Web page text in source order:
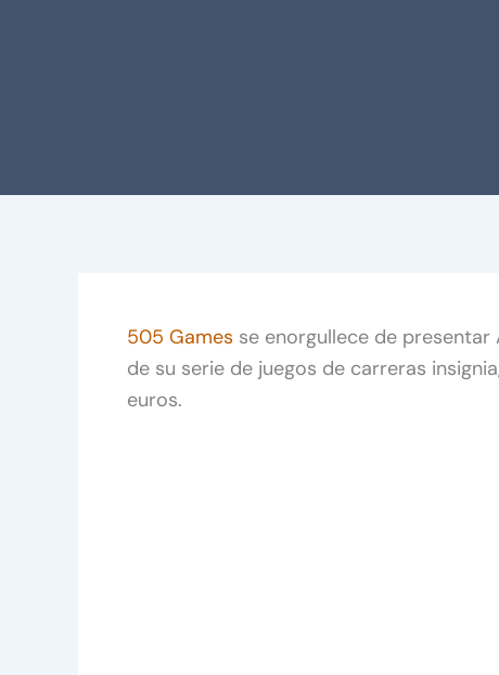
505 Games se enorgullece de
de su serie de juegos de carreras
euros.